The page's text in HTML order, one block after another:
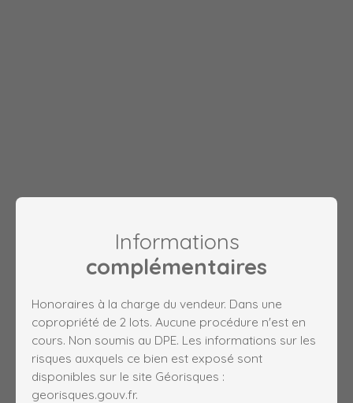
Informations
complémentaires
Honoraires à la charge du vendeur. Dans une
copropriété de 2 lots. Aucune procédure n'est en
cours. Non soumis au DPE. Les informations sur les
risques auxquels ce bien est exposé sont
disponibles sur le site Géorisques :
georisques.gouv.fr.